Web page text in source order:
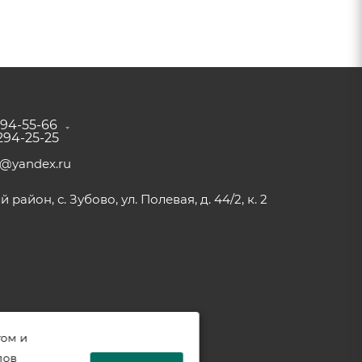
55-66
25-25
район, с. Зубово, ул. Полевая, д. 44/2, к. 2
и